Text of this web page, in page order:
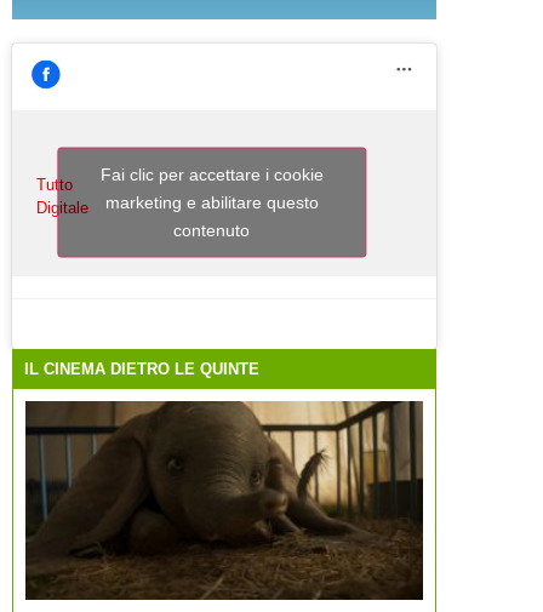
Tutto
Digitale
Fai clic per accettare i cookie
marketing e abilitare questo
contenuto
IL CINEMA DIETRO LE QUINTE